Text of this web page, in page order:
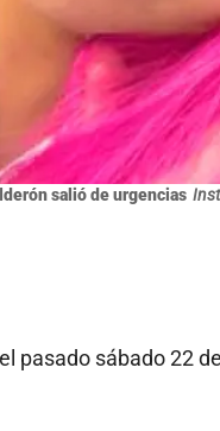
salió de urgencias
pasado sábado 22